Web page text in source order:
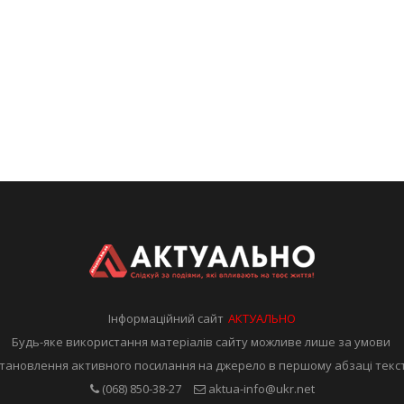
Інформаційний сайтАКТУАЛЬНО
Будь-яке використання матеріалів сайту можливе лише за умови
активного посилання на джерело в першому абзаці
(068) 850-38-27
aktua-info@ukr.net